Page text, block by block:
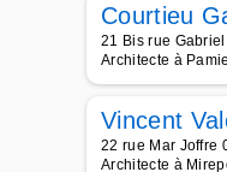
Courtieu
21 Bis rue
Architecte à
Vincent
22 rue Mar Joffre
Architecte à